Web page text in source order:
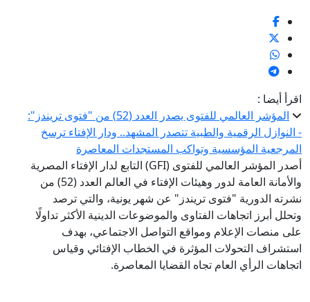
اقرأ أيضا :
المؤشر العالمي للفتوى يصدر العدد (52) من "فتوى تريندز":
- النوازل الرقمية والطبية تتصدر المشهد.. ودار الإفتاء ترسخ
المرجعية المؤسسية وتواكب المستجدات المعاصرة
أصدر المؤشر العالمي للفتوى (GFI) التابع لدار الإفتاء المصرية
والأمانة العامة لدور وهيئات الإفتاء في العالم العدد (52) من
نشرته الدورية "فتوى تريندز" عن شهر يونية، والتي ترصد
وتحلل أبرز اتجاهات الفتاوى والموضوعات الدينية الأكثر تداولًا
على منصات الإعلام ومواقع التواصل الاجتماعي، بهدف
استشراف التحولات المؤثرة في الخطاب الإفتائي وقياس
اتجاهات الرأي العام تجاه القضايا المعاصرة.